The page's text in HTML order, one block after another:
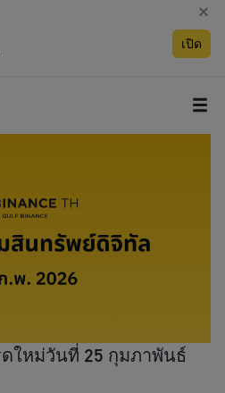
เปิด
ใหม่วันที่ 25 กุมภาพันธ์